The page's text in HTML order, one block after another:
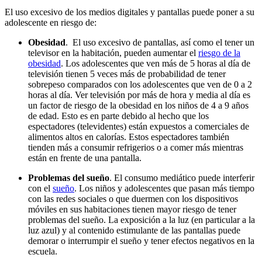
El uso excesivo de los medios digitales y pantallas puede poner a su
adolescente en riesgo de:
Obesidad. El uso excesivo de pantallas, así como el tener un
televisor en la habitación, pueden aumentar el riesgo de la
obesidad. Los adolescentes que ven más de 5 horas al día de
televisión tienen 5 veces más de probabilidad de tener
sobrepeso comparados con los adolescentes que ven de 0 a 2
horas al día. Ver televisión por más de hora y media al día es
un factor de riesgo de la obesidad en los niños de 4 a 9 años
de edad. Esto es en parte debido al hecho que los
espectadores (televidentes) están expuestos a comerciales de
alimentos altos en calorías. Estos espectadores también
tienden más a consumir refrigerios o a comer más mientras
están en frente de una pantalla.
Problemas del sueño. El consumo mediático puede interferir
con el sueño. Los niños y adolescentes que pasan más tiempo
con las redes sociales o que duermen con los dispositivos
móviles en sus habitaciones tienen mayor riesgo de tener
problemas del sueño. La exposición a la luz (en particular a la
luz azul) y al contenido estimulante de las pantallas puede
demorar o interrumpir el sueño y tener efectos negativos en la
escuela.